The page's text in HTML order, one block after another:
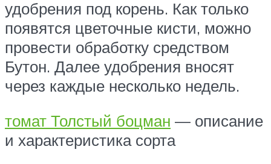
удобрения под корень. Как только
появятся цветочные кисти, можно
провести обработку средством
Бутон. Далее удобрения вносят
через каждые несколько недель.
томат Толстый боцман — описание
и характеристика сорта